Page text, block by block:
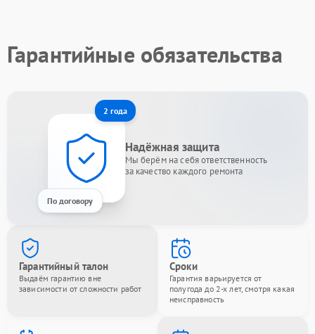
Гарантийные обязательства
2 года
По договору
Надёжная защита
Мы берём на себя ответственность
за качество каждого ремонта
Гарантийный талон
Выдаём гарантию вне
зависимости от сложности работ
Сроки
Гарантия варьируется от
полугода до 2-х лет, смотря какая
неисправность